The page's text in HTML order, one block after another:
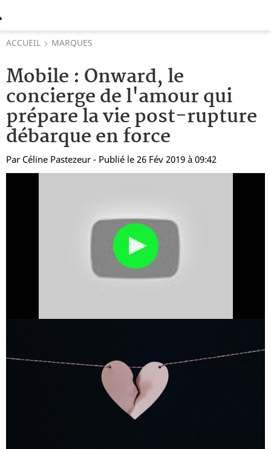
ACCUEIL MARQUES
Mobile : Onward, le
concierge de l'amour qui
prépare la vie post-rupture
débarque en force
Par Céline Pastezeur - Publié le 26 Fév 2019 à 09:42